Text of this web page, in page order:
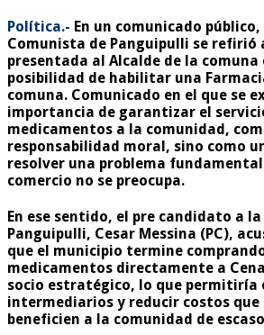
Política.- En un comunicado
Comunista de Panguipulli se refirió
presentada al Alcalde de la
posibilidad de habilitar una
comuna. Comunicado en el que se
importancia de garantizar el
medicamentos a la comunidad,
responsabilidad moral, sino como
resolver una problema
comercio no se preocupa.
En ese sentido, el pre candidato a
Panguipulli, Cesar Messina (PC),
que el municipio termine
medicamentos directamente a
socio estratégico, lo que permitiría
intermediarios y reducir costos
beneficien a la comunidad de